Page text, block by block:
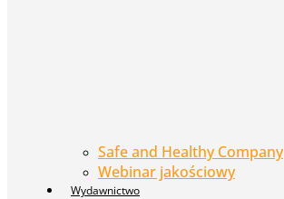
Safe and Healthy Company
Webinar jakościowy
Wydawnictwo